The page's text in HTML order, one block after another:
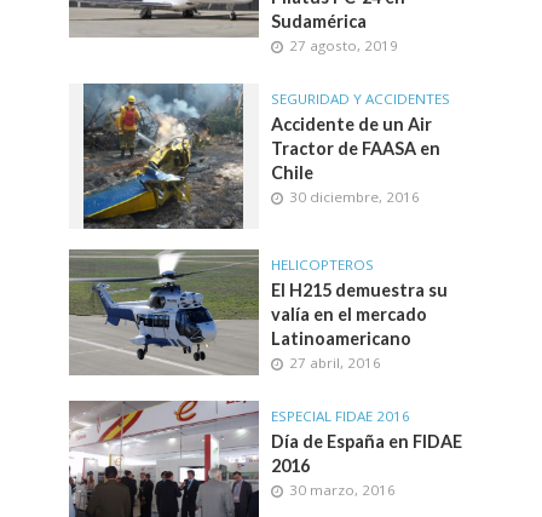
Sudamérica
27 agosto, 2019
SEGURIDAD Y ACCIDENTES
Accidente de un Air
Tractor de FAASA en
Chile
30 diciembre, 2016
HELICOPTEROS
El H215 demuestra su
valía en el mercado
Latinoamericano
27 abril, 2016
ESPECIAL FIDAE 2016
Día de España en FIDAE
2016
30 marzo, 2016